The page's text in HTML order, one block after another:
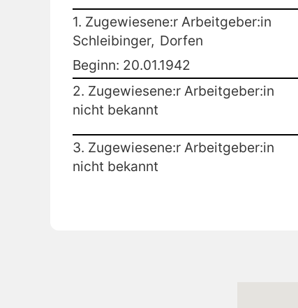
1. Zugewiesene:r Arbeitgeber:in
Schleibinger, Dorfen
Beginn: 20.01.1942
2. Zugewiesene:r Arbeitgeber:in
nicht bekannt
3. Zugewiesene:r Arbeitgeber:in
nicht bekannt